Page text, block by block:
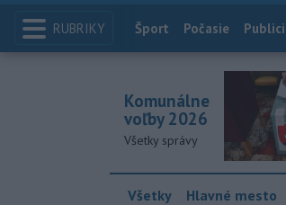
RUBRIKY Index
Šport Počasie
Komunálne
voľby 2026
Všetky správy
Všetky Hlavné mesto